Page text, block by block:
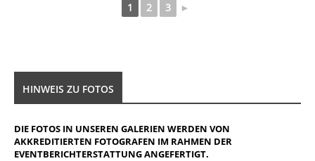
1 2 3 ►
HINWEIS ZU FOTOS
DIE FOTOS IN UNSEREN GALERIEN WERDEN VON
AKKREDITIERTEN FOTOGRAFEN IM RAHMEN DER
EVENTBERICHTERSTATTUNG ANGEFERTIGT.